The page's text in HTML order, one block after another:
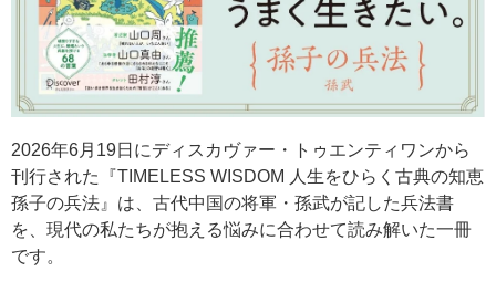
2026年6月19日にディスカヴァー・トゥエンティワンから
刊行された『TIMELESS WISDOM 人生をひらく古典の知恵
孫子の兵法』は、古代中国の将軍・孫武が記した兵法書
を、現代の私たちが抱える悩みに合わせて読み解いた一冊
です。